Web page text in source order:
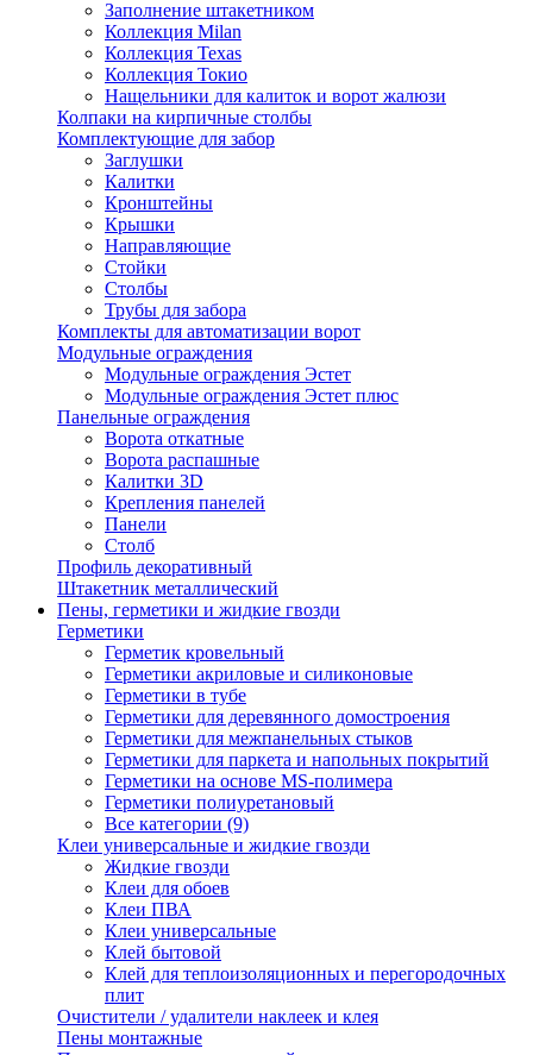
Заполнение штакетником
Коллекция Milan
Коллекция Texas
Коллекция Токио
Нащельники для калиток и ворот жалюзи
Колпаки на кирпичные столбы
Комплектующие для забор
Заглушки
Калитки
Кронштейны
Крышки
Направляющие
Стойки
Столбы
Трубы для забора
Комплекты для автоматизации ворот
Модульные ограждения
Модульные ограждения Эстет
Модульные ограждения Эстет плюс
Панельные ограждения
Ворота откатные
Ворота распашные
Калитки 3D
Крепления панелей
Панели
Столб
Профиль декоративный
Штакетник металлический
Пены, герметики и жидкие гвозди
Герметики
Герметик кровельный
Герметики акриловые и силиконовые
Герметики в тубе
Герметики для деревянного домостроения
Герметики для межпанельных стыков
Герметики для паркета и напольных покрытий
Герметики на основе MS-полимера
Герметики полиуретановый
Все категории (9)
Клеи универсальные и жидкие гвозди
Жидкие гвозди
Клеи для обоев
Клеи ПВА
Клеи универсальные
Клей бытовой
Клей для теплоизоляционных и перегородочных
плит
Очистители / удалители наклеек и клея
Пены монтажные